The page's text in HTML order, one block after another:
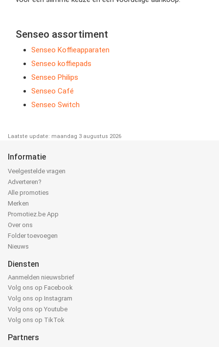
Senseo assortiment
Senseo Koffieapparaten
Senseo koffiepads
Senseo Philips
Senseo Café
Senseo Switch
Laatste update: maandag 3 augustus 2026
Informatie
Veelgestelde vragen
Adverteren?
Alle promoties
Merken
Promotiez.be App
Over ons
Folder toevoegen
Nieuws
Diensten
Aanmelden nieuwsbrief
Volg ons op Facebook
Volg ons op Instagram
Volg ons op Youtube
Volg ons op TikTok
Partners